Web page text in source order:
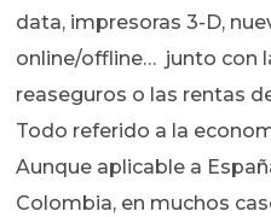
data, impresoras 3-D,
online/offline… junto con
reaseguros o las rentas
Todo referido a la
Aunque aplicable a
Colombia, en muchos